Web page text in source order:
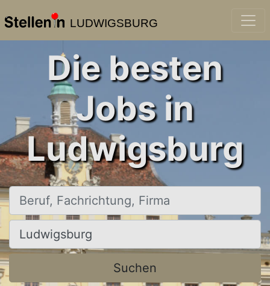
LUDWIGSBURG
Die besten
Jobs in
Ludwigsburg
Beruf, Fachrichtung, Firma
Ort, Stadt
Suchen